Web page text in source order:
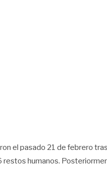
el pasado 21 de febrero
humanos.